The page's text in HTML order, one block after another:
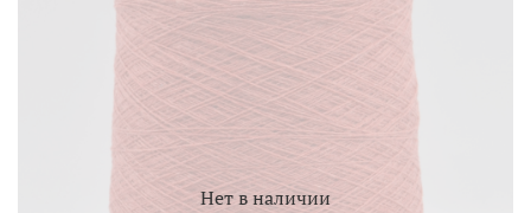
Нет в наличии